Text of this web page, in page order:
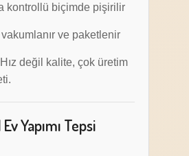
kontrollü biçimde pişirilir
ve paketlenir
Hız değil kalite, çok üretim
Yapımı Tepsi